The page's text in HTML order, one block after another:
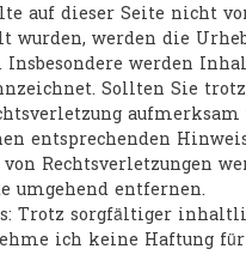
auf dieser Seite nicht
wurden, werden die
Insbesondere werden
Sollten Sie
aufmerksam
entsprechenden
Rechtsverletzungen
umgehend entfernen.
Trotz sorgfältiger
ich keine Haftung